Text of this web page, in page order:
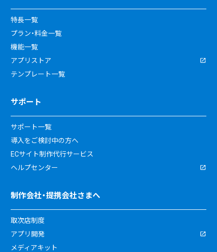
特長一覧
プラン・料金一覧
機能一覧
アプリストア
テンプレート一覧
サポート
サポート一覧
導入をご検討中の方へ
ECサイト制作代行サービス
ヘルプセンター
制作会社・提携会社さまへ
取次店制度
アプリ開発
メディアキット